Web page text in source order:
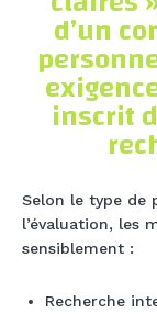
d’un
inscrit
Selon le type de
l’évaluation, les
sensiblement :
Recherche